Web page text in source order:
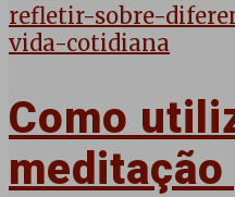
Como
meditação